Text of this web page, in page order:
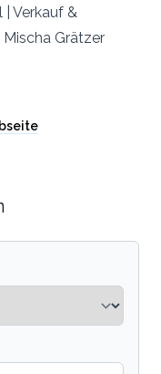
| Verkauf &
Mischa Grätzer